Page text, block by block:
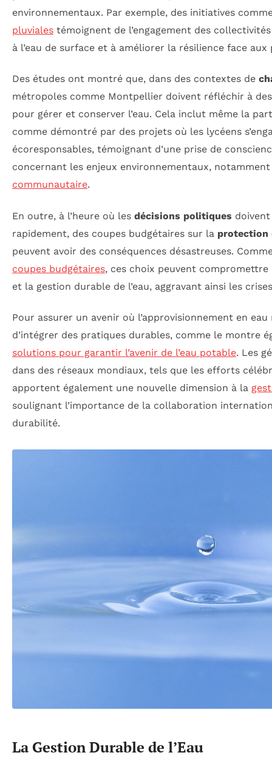
environnementaux. Par exemple, des initiatives
pluviales témoignent de l’engagement des
à l’eau de surface et à améliorer la résilience face aux
Des études ont montré que, dans des contextes de
métropoles comme Montpellier doivent réfléchir à
pour gérer et conserver l’eau. Cela inclut même la
comme démontré par des projets où les lycéens
écoresponsables, témoignant d’une prise de
concernant les enjeux environnementaux, notamment
communautaire.
En outre, à l’heure où les décisions politiques
rapidement, des coupes budgétaires sur la protection
peuvent avoir des conséquences désastreuses.
coupes budgétaires, ces choix peuvent
et la gestion durable de l’eau, aggravant ainsi les
Pour assurer un avenir où l’approvisionnement en
d’intégrer des pratiques durables, comme le montre
solutions pour garantir l’avenir de l’eau potable. Les
dans des réseaux mondiaux, tels que les efforts
apportent également une nouvelle dimension à la
soulignant l’importance de la collaboration
durabilité.
La Gestion Durable de l’Eau